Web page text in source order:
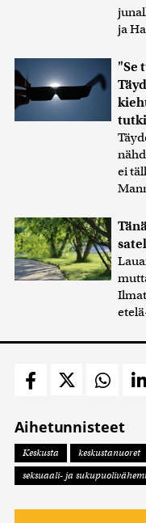
ja
"Se
ei
Aihetunnisteet
Keskusta keskustanuoret
seksuaali- ja